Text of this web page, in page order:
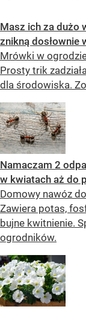
Masz ich za dużo
znikną dosłownie
Mrówki w
Prosty trik
dla środowiska.
Namaczam 2
w kwiatach aż do
Domowy nawóz
Zawiera potas,
bujne kwitnienie.
ogrodników.